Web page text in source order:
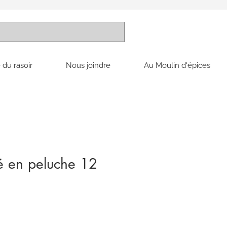
rasoir Nous joindre Au Moulin d'épices
en peluche 12